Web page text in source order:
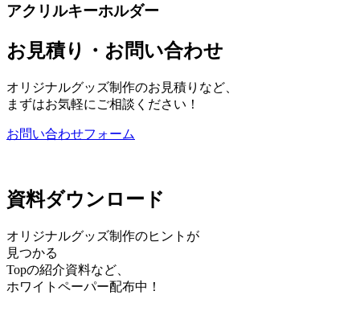
アクリルキーホルダー
お見積り・お問い合わせ
オリジナルグッズ制作のお見積りなど、
まずはお気軽にご相談ください！
お問い合わせフォーム
資料ダウンロード
オリジナルグッズ制作のヒントが
見つかる
Topの紹介資料など、
ホワイトペーパー配布中！